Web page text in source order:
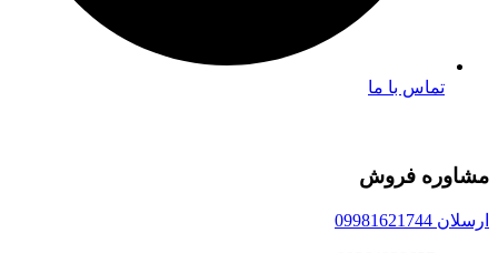
تماس با ما
مشاوره فروش
ارسلان 09981621744